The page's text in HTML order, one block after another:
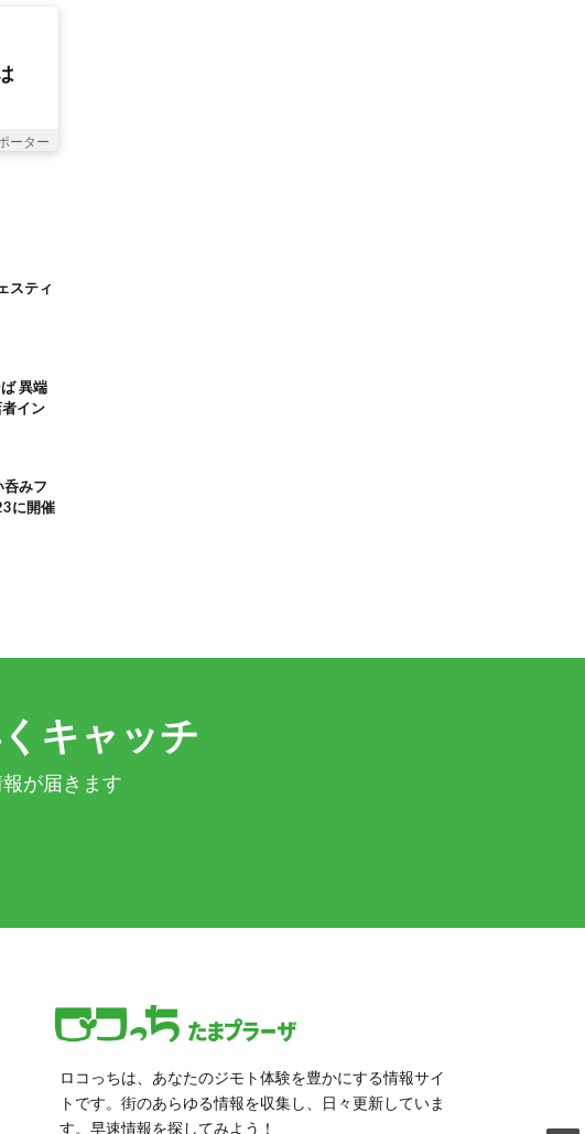
ーター
スティ
異端
イン
呑みフ
に開催
キャッチ
が届きます
ロコっちは、あなたのジモト体験を豊かにする情報サイ
トです。街のあらゆる情報を収集し、日々更新していま
す。早速情報を探してみよう！